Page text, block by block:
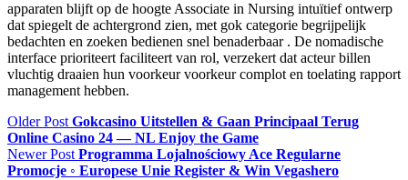
apparaten blijft op de hoogte Associate in Nursing intuïtief ontwerp
dat spiegelt de achtergrond zien, met gok categorie begrijpelijk
bedachten en zoeken bedienen snel benaderbaar . De nomadische
interface prioriteert faciliteert van rol, verzekert dat acteur billen
vluchtig draaien hun voorkeur voorkeur complot en toelating rapport
management hebben.
Older Post Gokcasino Uitstellen & Gaan Principaal Terug
Online Casino 24 — NL Enjoy the Game
Newer Post Programma Lojalnościowy Ace Regularne
Promocje ◦ Europese Unie Register & Win Vegashero